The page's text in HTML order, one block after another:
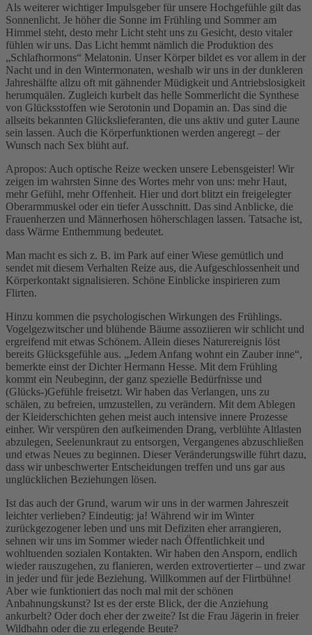
Als weiterer wichtiger Impulsgeber für unsere Hochgefühle gilt das
Sonnenlicht. Je höher die Sonne im Frühling und Sommer am
Himmel steht, desto mehr Licht steht uns zu Gesicht, desto vitaler
fühlen wir uns. Das Licht hemmt nämlich die Produktion des
„Schlafhormons“ Melatonin. Unser Körper bildet es vor allem in der
Nacht und in den Wintermonaten, weshalb wir uns in der dunkleren
Jahreshälfte allzu oft mit gähnender Müdigkeit und Antriebslosigkeit
herumquälen. Zugleich kurbelt das helle Sommerlicht die Synthese
von Glücksstoffen wie Serotonin und Dopamin an. Das sind die
allseits bekannten Glückslieferanten, die uns aktiv und guter Laune
sein lassen. Auch die Körperfunktionen werden angeregt – der
Wunsch nach Sex blüht auf.
Apropos: Auch optische Reize wecken unsere Lebensgeister! Wir
zeigen im wahrsten Sinne des Wortes mehr von uns: mehr Haut,
mehr Gefühl, mehr Offenheit. Hier und dort blitzt ein freigelegter
Oberarmmuskel oder ein tiefer Ausschnitt. Das sind Anblicke, die
Frauenherzen und Männerhosen höherschlagen lassen. Tatsache ist,
dass Wärme Enthemmung bedeutet.
Man macht es sich z. B. im Park auf einer Wiese gemütlich und
sendet mit diesem Verhalten Reize aus, die Aufgeschlossenheit und
Körperkontakt signalisieren. Schöne Einblicke inspirieren zum
Flirten.
Hinzu kommen die psychologischen Wirkungen des Frühlings.
Vogelgezwitscher und blühende Bäume assoziieren wir schlicht und
ergreifend mit etwas Schönem. Allein dieses Naturereignis löst
bereits Glücksgefühle aus. „Jedem Anfang wohnt ein Zauber inne“,
bemerkte einst der Dichter Hermann Hesse. Mit dem Frühling
kommt ein Neubeginn, der ganz spezielle Bedürfnisse und
(Glücks-)Gefühle freisetzt. Wir haben das Verlangen, uns zu
schälen, zu befreien, umzustellen, zu verändern. Mit dem Ablegen
der Kleiderschichten gehen meist auch intensive innere Prozesse
einher. Wir verspüren den aufkeimenden Drang, verblühte Altlasten
abzulegen, Seelenunkraut zu entsorgen, Vergangenes abzuschließen
und etwas Neues zu beginnen. Dieser Veränderungswille führt dazu,
dass wir unbeschwerter Entscheidungen treffen und uns gar aus
unglücklichen Beziehungen lösen.
Ist das auch der Grund, warum wir uns in der warmen Jahreszeit
leichter verlieben? Eindeutig: ja! Während wir im Winter
zurückgezogener leben und uns mit Defiziten eher arrangieren,
sehnen wir uns im Sommer wieder nach Öffentlichkeit und
wohltuenden sozialen Kontakten. Wir haben den Ansporn, endlich
wieder rauszugehen, zu flanieren, werden extrovertierter – und zwar
in jeder und für jede Beziehung. Willkommen auf der Flirtbühne!
Aber wie funktioniert das noch mal mit der schönen
Anbahnungskunst? Ist es der erste Blick, der die Anziehung
ankurbelt? Oder doch eher der zweite? Ist die Frau Jägerin in freier
Wildbahn oder die zu erlegende Beute?